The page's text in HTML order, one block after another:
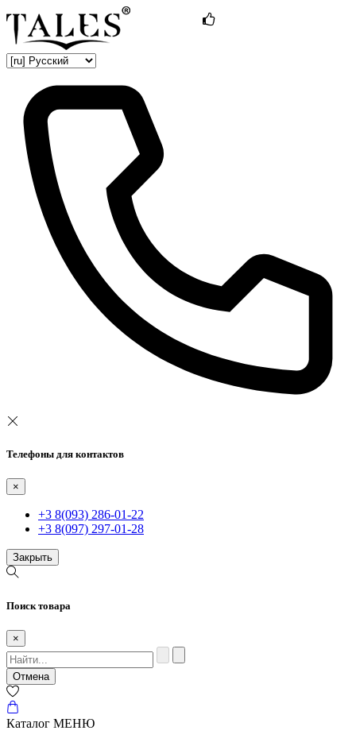
Телефоны для контактов
×
+3 8(093) 286-01-22
+3 8(097) 297-01-28
Закрыть
Поиск товара
×
Отмена
Каталог МЕНЮ